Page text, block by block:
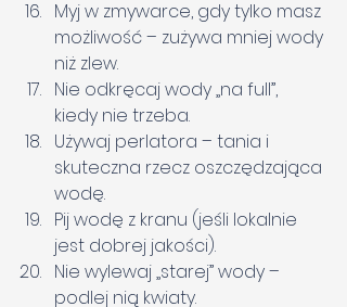
Myj w zmywarce, gdy tylko masz
możliwość – zużywa mniej wody
niż zlew.
Nie odkręcaj wody „na full”,
kiedy nie trzeba.
Używaj perlatora – tania i
skuteczna rzecz oszczędzająca
wodę.
Pij wodę z kranu (jeśli lokalnie
jest dobrej jakości).
Nie wylewaj „starej” wody –
podlej nią kwiaty.